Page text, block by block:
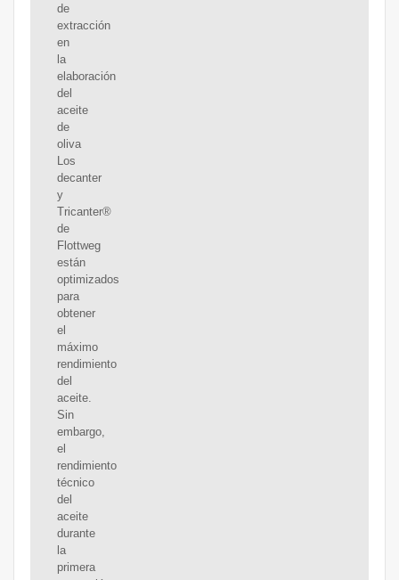
de
extracción
en
la
elaboración
del
aceite
de
oliva
Los
decanter
y
Tricanter®
de
Flottweg
están
optimizados
para
obtener
el
máximo
rendimiento
del
aceite.
Sin
embargo,
el
rendimiento
técnico
del
aceite
durante
la
primera